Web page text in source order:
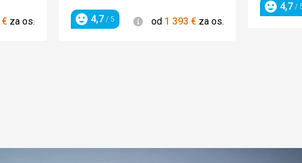
€ za os. Hodnotenie
4,7 / 5 Informácie
od 1 393 € za os.
4,7 /